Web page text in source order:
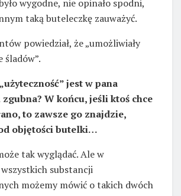
wygodne, nie opinało spodni,
taką buteleczkę zauważyć.
powiedział, że „umożliwiały
śladów”.
jest w pana
W końcu, jeśli ktoś chce
to zawsze go znajdzie,
objętości butelki…
tak wyglądać. Ale w
substancji
możemy mówić o takich dwóch